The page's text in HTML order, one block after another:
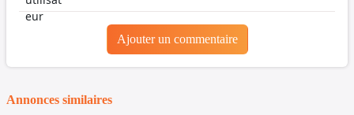
Ajouter un commentaire
Annonces similaires